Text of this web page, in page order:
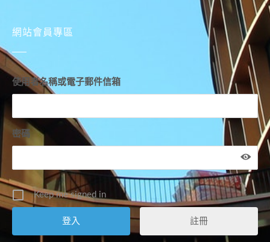
網站會員專區
使用者名稱或電子郵件信箱
密碼
Keep me signed in
註冊